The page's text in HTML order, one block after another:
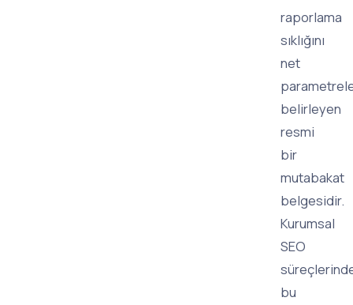
raporlama
sıklığını
net
belirleyen
resmi
bir
mutabakat
belgesidir.
Kurumsal
SEO
bu